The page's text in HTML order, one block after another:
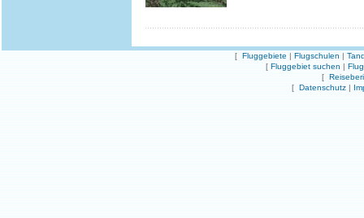
[ Fluggebiete | Flugschulen |
[ Fluggebiet suchen |
[
[ Datenschutz |